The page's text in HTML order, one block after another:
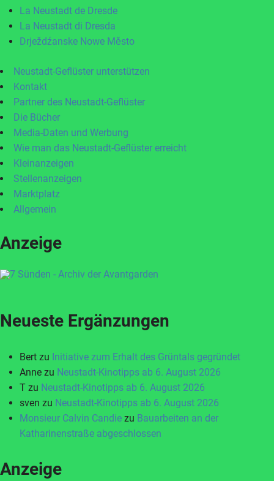
La Neustadt de Dresde
La Neustadt di Dresda
Drježdźanske Nowe Město
Neustadt-Geflüster unterstützen
Kontakt
Partner des Neustadt-Geflüster
Die Bücher
Media-Daten und Werbung
Wie man das Neustadt-Geflüster erreicht
Kleinanzeigen
Stellenanzeigen
Marktplatz
Allgemein
Anzeige
Neueste Ergänzungen
Bert zu Initiative zum Erhalt des Grüntals gegründet
Anne zu Neustadt-Kinotipps ab 6. August 2026
T zu Neustadt-Kinotipps ab 6. August 2026
sven zu Neustadt-Kinotipps ab 6. August 2026
Monsieur Calvin Candie zu Bauarbeiten an der
Katharinenstraße abgeschlossen
Anzeige